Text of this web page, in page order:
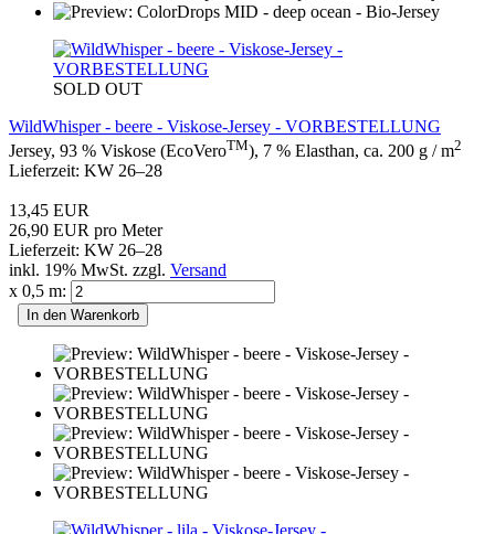
SOLD OUT
WildWhisper - beere - Viskose-Jersey - VORBESTELLUNG
Jersey, 93 % Viskose (EcoVeroTM), 7 % Elasthan, ca. 200 g / m2
Lieferzeit: KW 26–28
13,45 EUR
26,90 EUR pro Meter
Lieferzeit: KW 26–28
inkl. 19% MwSt. zzgl. Versand
x 0,5 m:
In den Warenkorb